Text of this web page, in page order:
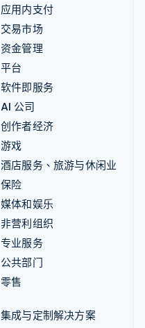
应用内支付
交易市场
资金管理
平台
软件即服务
AI 公司
创作者经济
游戏
酒店服务、旅游与休闲业
保险
媒体和娱乐
非营利组织
专业服务
公共部门
零售
集成与定制解决方案